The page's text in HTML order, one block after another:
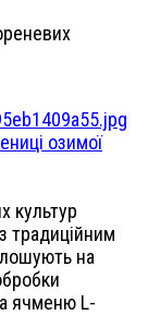
озимої
культур
традиційним
на
ячменю L-